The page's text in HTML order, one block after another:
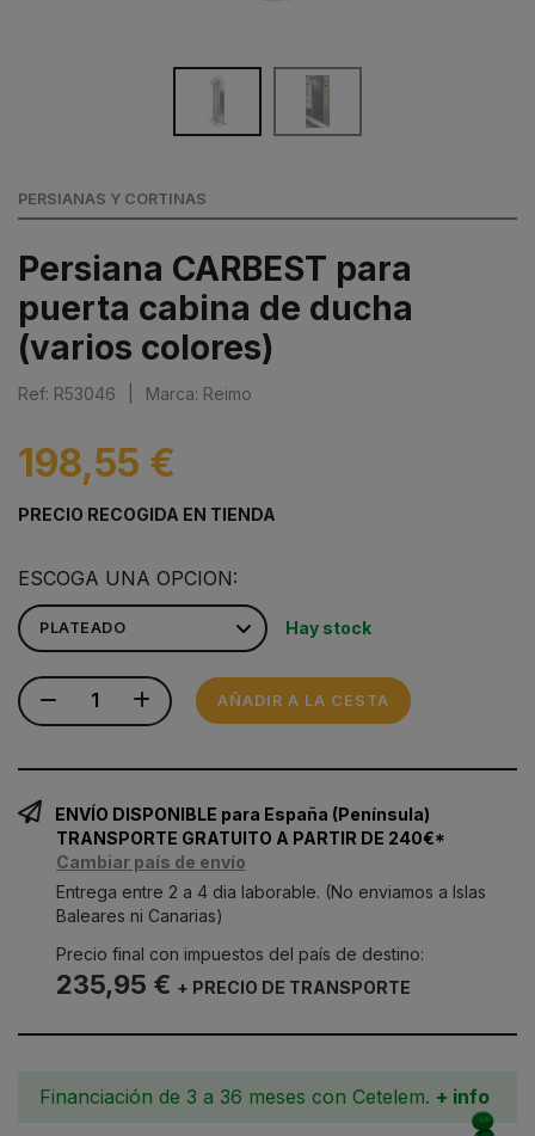
PERSIANAS Y CORTINAS
Persiana CARBEST para
puerta cabina de ducha
(varios colores)
Ref: R53046 Marca: Reimo
198,55 €
PRECIO RECOGIDA EN TIENDA
ESCOGA UNA OPCION:
Hay stock
AÑADIR A LA CESTA
ENVÍO DISPONIBLE para España (Península)
TRANSPORTE GRATUITO A PARTIR DE 240€*
Cambiar país de envío
Entrega entre 2 a 4 dia laborable. (No enviamos a Islas
Baleares ni Canarias)
Precio final con impuestos del país de destino:
235,95 € + PRECIO DE TRANSPORTE
Financiación de 3 a 36 meses con Cetelem. + info